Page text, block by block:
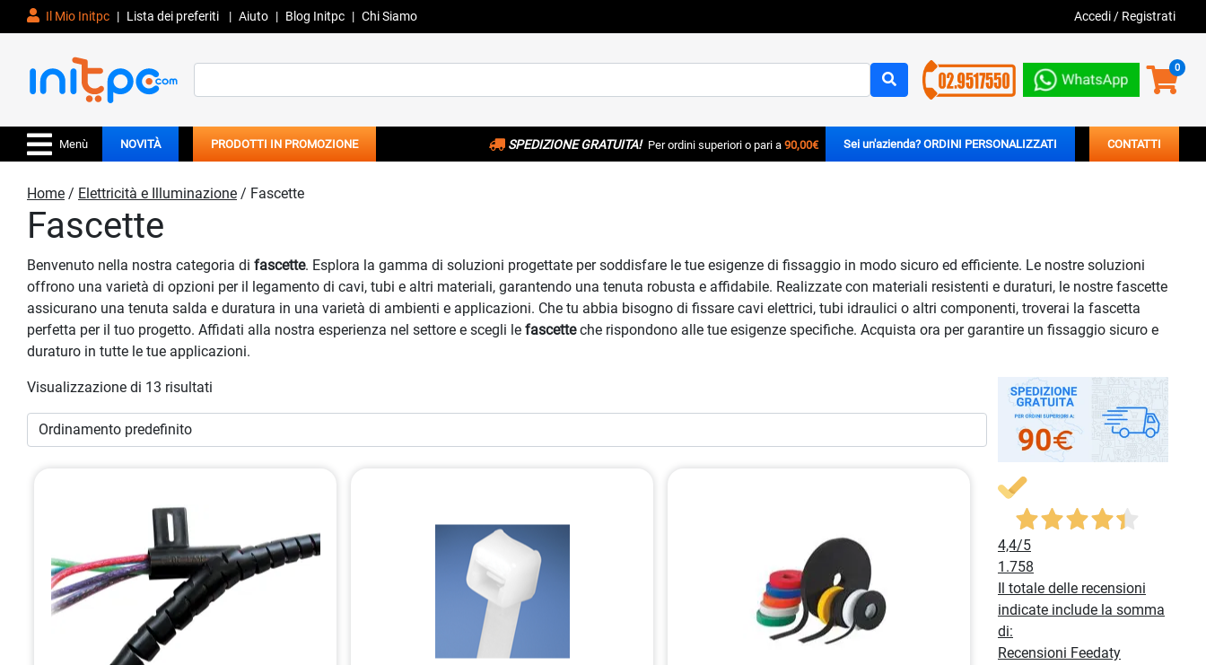
Il Mio Initpc | Lista dei preferiti | Aiuto | Blog Initpc | Chi Siamo Accedi / Registrati
for:
0
Menù NOVITÀ PRODOTTI IN PROMOZIONE SPEDIZIONE GRATUITA! Per ordini superiori o pari a 90,00€ Sei un'azienda? ORDINI PERSONALIZZATI CONTATTI
Home / Elettricità e Illuminazione / Fascette
Fascette
Benvenuto nella nostra categoria di fascette. Esplora la gamma di soluzioni progettate per soddisfare le tue esigenze di fissaggio in modo sicuro ed efficiente. Le nostre soluzioni
offrono una varietà di opzioni per il legamento di cavi, tubi e altri materiali, garantendo una tenuta robusta e affidabile. Realizzate con materiali resistenti e duraturi, le nostre fascette
assicurano una tenuta salda e duratura in una varietà di ambienti e applicazioni. Che tu abbia bisogno di fissare cavi elettrici, tubi idraulici o altri componenti, troverai la fascetta
perfetta per il tuo progetto. Affidati alla nostra esperienza nel settore e scegli le fascetteche rispondono alle tue esigenze specifiche. Acquista ora per garantire un fissaggio sicuro e
duraturo in tutte le tue applicazioni.
Visualizzazione di 13 risultati
4,4/5
1.758
Il totale delle recensioni
indicate include la somma
di:
Recensioni Feedaty